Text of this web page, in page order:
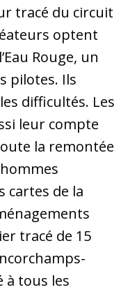
tracé du circuit
optent
Rouge, un
pilotes. Ils
difficultés. Les
leur compte
la remontée
cartes de la
tracé de 15
à tous les